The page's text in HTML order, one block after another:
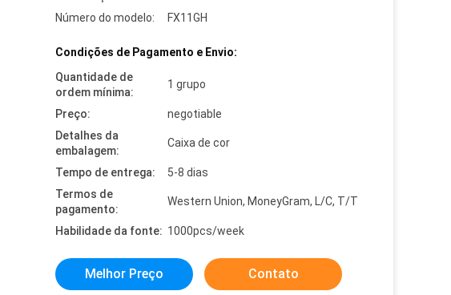
Número do modelo:
FX11GH
Condições de Pagamento e Envio:
Quantidade de
ordem mínima:
1 grupo
Preço:
negotiable
Detalhes da
embalagem:
Caixa de cor
Tempo de entrega:
5-8 dias
Termos de
pagamento:
Western Union, MoneyGram, L/C, T/T
Habilidade da fonte: 1000pcs/week
Melhor Preço Contato